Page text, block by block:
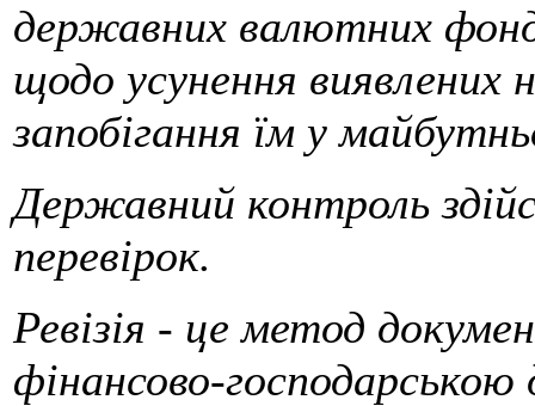
державних валютних
щодо усунення виявлених
запобігання їм у
Державний контроль
перевірок.
Ревізія - це метод
фінансово-